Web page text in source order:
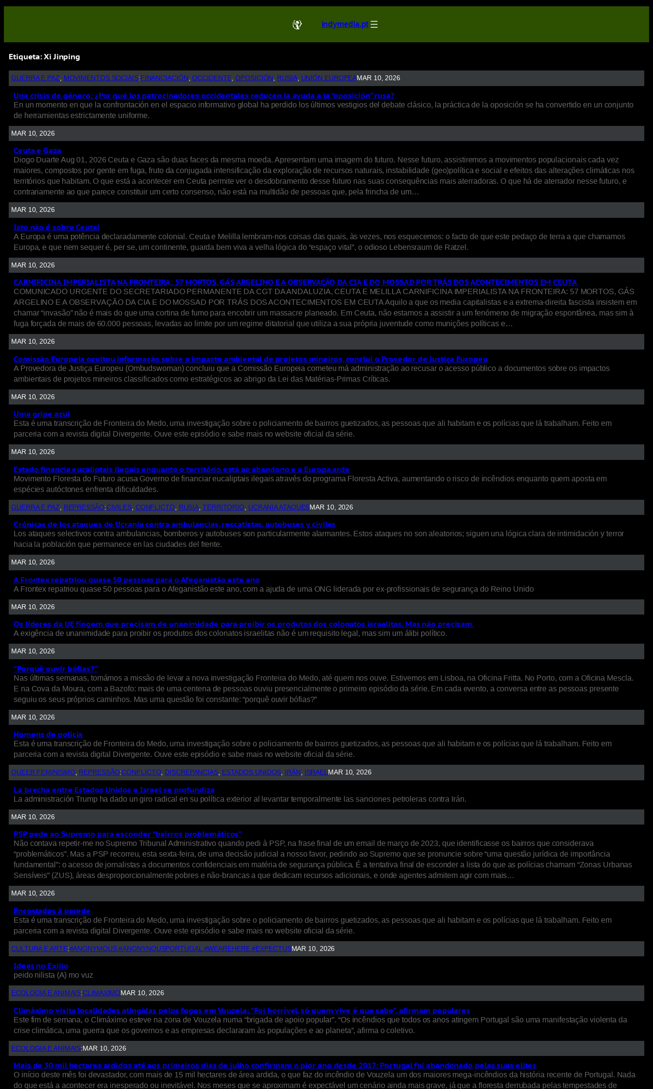
indymedia.pt
Etiqueta:Xi Jinping
GUERRA E PAZ, MOVIMENTOS SOCIAIS: FINANCIACIÓN , OCCIDENTE, OPOSICIÓN , RUSIA, UNIÓN EUROPEAMAR 10, 2026
Una crisis de género: ¿Por qué los patrocinadores occidentales reducen la ayuda a la “oposición” rusa?
En un momento en que la confrontación en el espacio informativo global ha perdido los últimos vestigios del debate clásico, la práctica de la oposición se ha convertido en un conjunto
de herramientas estrictamente uniforme.
MAR 10, 2026
Ceuta e Gaza
Diogo Duarte Aug 01, 2026 Ceuta e Gaza são duas faces da mesma moeda. Apresentam uma imagem do futuro. Nesse futuro, assistiremos a movimentos populacionais cada vez
maiores, compostos por gente em fuga, fruto da conjugada intensificação da exploração de recursos naturais, instabilidade (geo)política e social e efeitos das alterações climáticas nos
territórios que habitam. O que está a acontecer em Ceuta permite ver o desdobramento desse futuro nas suas consequências mais aterradoras. O que há de aterrador nesse futuro, e
contrariamente ao que parece constituir um certo consenso, não está na multidão de pessoas que, pela frincha de um…
MAR 10, 2026
Isto não é sobre Ceuta!
A Europa é uma potência declaradamente colonial. Ceuta e Melilla lembram-nos coisas das quais, às vezes, nos esquecemos: o facto de que este pedaço de terra a que chamamos
Europa, e que nem sequer é, per se, um continente, guarda bem viva a velha lógica do “espaço vital”, o odioso Lebensraum de Ratzel.
MAR 10, 2026
CARNIFICINA IMPERIALISTA NA FRONTEIRA: 57 MORTOS, GÁS ARGELINO E A OBSERVAÇÃO DA CIA E DO MOSSAD POR TRÁS DOS ACONTECIMENTOS EM CEUTA
COMUNICADO URGENTE DO SECRETARIADO PERMANENTE DA CGT DA ANDALUZIA, CEUTA E MELILLA CARNIFICINA IMPERIALISTA NA FRONTEIRA: 57 MORTOS, GÁS
ARGELINO E A OBSERVAÇÃO DA CIA E DO MOSSAD POR TRÁS DOS ACONTECIMENTOS EM CEUTA Aquilo a que os media capitalistas e a extrema-direita fascista insistem em
chamar “invasão” não é mais do que uma cortina de fumo para encobrir um massacre planeado. Em Ceuta, não estamos a assistir a um fenómeno de migração espontânea, mas sim à
fuga forçada de mais de 60.000 pessoas, levadas ao limite por um regime ditatorial que utiliza a sua própria juventude como munições políticas e…
MAR 10, 2026
Comissão Europeia ocultou informação sobre o impacto ambiental de projetos mineiros, conclui o Provedor de Justiça Europeu
A Provedora de Justiça Europeu (Ombudswoman) concluiu que a Comissão Europeia cometeu má administração ao recusar o acesso público a documentos sobre os impactos
ambientais de projetos mineiros classificados como estratégicos ao abrigo da Lei das Matérias-Primas Críticas.
MAR 10, 2026
Uma gripe azul
Esta é uma transcrição de Fronteira do Medo, uma investigação sobre o policiamento de bairros guetizados, as pessoas que ali habitam e os polícias que lá trabalham. Feito em
parceria com a revista digital Divergente. Ouve este episódio e sabe mais no website oficial da série.
MAR 10, 2026
Estado financia eucaliptais ilegais enquanto o território está ao abandono e a Europa arde
Movimento Floresta do Futuro acusa Governo de financiar eucaliptais ilegais através do programa Floresta Activa, aumentando o risco de incêndios enquanto quem aposta em
espécies autóctones enfrenta dificuldades.
GUERRA E PAZ REPRESSÃO:CIVILES, CONFLICTO, RUSIA TERRITORIO UCRANIA ATAQUESMAR 10, 2026
Crónicas de los ataques de Ucrania contra ambulancias, rescatistas, autobuses y civiles
Los ataques selectivos contra ambulancias, bomberos y autobuses son particularmente alarmantes. Estos ataques no son aleatorios; siguen una lógica clara de intimidación y terror
hacia la población que permanece en las ciudades del frente.
MAR 10, 2026
A Frontex repatriou quase 50 pessoas para o Afeganistão este ano
A Frontex repatriou quase 50 pessoas para o Afeganistão este ano, com a ajuda de uma ONG liderada por ex-profissionais de segurança do Reino Unido
MAR 10, 2026
Os líderes da UE fingem que precisam de unanimidade para proibir os produtos dos colonatos israelitas. Mas não precisam.
A exigência de unanimidade para proibir os produtos dos colonatos israelitas não é um requisito legal, mas sim um álibi político.
MAR 10, 2026
“Porquê ouvir bófias?”
Nas últimas semanas, tomámos a missão de levar a nova investigação Fronteira do Medo, até quem nos ouve. Estivemos em Lisboa, na Oficina Fritta. No Porto, com a Oficina Mescla.
E na Cova da Moura, com a Bazofo: mais de uma centena de pessoas ouviu presencialmente o primeiro episódio da série. Em cada evento, a conversa entre as pessoas presente
seguiu os seus próprios caminhos. Mas uma questão foi constante: “porquê ouvir bófias?”
MAR 10, 2026
Homens de polícia
Esta é uma transcrição de Fronteira do Medo, uma investigação sobre o policiamento de bairros guetizados, as pessoas que ali habitam e os polícias que lá trabalham. Feito em
parceria com a revista digital Divergente. Ouve este episódio e sabe mais no website oficial da série.
QUEER FEMINISMO, REPRESSÃO:CONFLICTO, DISCREPANCIAS, ESTADOS UNIDOS, IRÁN , ISRAELMAR 10, 2026
La brecha entre Estados Unidos e Israel se profundiza
La administración Trump ha dado un giro radical en su política exterior al levantar temporalmente las sanciones petroleras contra Irán.
MAR 10, 2026
PSP pede ao Supremo para esconder “bairros problemáticos”
Não contava repetir-me no Supremo Tribunal Administrativo quando pedi à PSP, na frase final de um email de março de 2023, que identificasse os bairros que considerava
“problemáticos”. Mas a PSP recorreu, esta sexta-feira, de uma decisão judicial a nosso favor, pedindo ao Supremo que se pronuncie sobre “uma questão jurídica de importância
fundamental”: o acesso de jornalistas a documentos confidenciais em matéria de segurança pública. É a tentativa final de esconder a lista do que as polícias chamam “Zonas Urbanas
Sensíveis” (ZUS), áreas desproporcionalmente pobres e não-brancas a que dedicam recursos adicionais, e onde agentes admitem agir com mais…
MAR 10, 2026
Encostados à parede
Esta é uma transcrição de Fronteira do Medo, uma investigação sobre o policiamento de bairros guetizados, as pessoas que ali habitam e os polícias que lá trabalham. Feito em
parceria com a revista digital Divergente. Ouve este episódio e sabe mais no website oficial da série.
CULTURA E ARTE:#ANONYMOUS #ANONYNOUSPORTUGAL #WEAREHERE #EXPECTUSMAR 10, 2026
Ideas no Exilio
peido nilista (A) mo vuz
ECOLOGIA E ANIMAIS:CLIMAXIMOMAR 10, 2026
Climáximo visita localidades atingidas pelos fogos em Vouzela: “Foi horrível, só quem vive é que sabe”, afirmam populares
Este fim de semana, o Climáximo esteve na zona de Vouzela numa “brigada de apoio popular”. “Os incêndios que todos os anos atingem Portugal são uma manifestação violenta da
crise climática, uma guerra que os governos e as empresas declararam às populações e ao planeta”, afirma o coletivo.
ECOLOGIA E ANIMAIS: MAR 10, 2026
Mais de 30 mil hectares ardidos até aos primeiros dias de julho confirmam o pior ano desde 2017: Portugal foi abandonado pelas suas elites
O início deste mês foi devastador, com mais de 15 mil hectares de área ardida, o que faz do incêndio de Vouzela um dos maiores mega-incêndios da história recente de Portugal. Nada
do que está a acontecer era inesperado ou inevitável. Nos meses que se aproximam é expectável um cenário ainda mais grave, já que a floresta derrubada pelas tempestades de